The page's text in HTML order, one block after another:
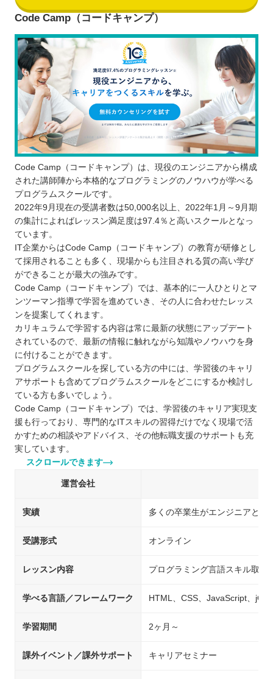
Code Camp（コードキャンプ）
Code Camp（コードキャンプ）は、現役のエンジニアから構成
された講師陣から本格的なプログラミングのノウハウが学べる
プログラムスクールです。
2022年9月現在の受講者数は50,000名以上、2022年1月～9月期
の集計によればレッスン満足度は97.4％と高いスクールとなっ
ています。
IT企業からはCode Camp（コードキャンプ）の教育が研修とし
て採用されることも多く、現場からも注目される質の高い学び
ができることが最大の強みです。
Code Camp（コードキャンプ）では、基本的に一人ひとりとマ
ンツーマン指導で学習を進めていき、その人に合わせたレッス
ンを提案してくれます。
カリキュラムで学習する内容は常に最新の状態にアップデート
されているので、最新の情報に触れながら知識やノウハウを身
に付けることができます。
プログラムスクールを探している方の中には、学習後のキャリ
アサポートも含めてプログラムスクールをどこにするか検討し
ている方も多いでしょう。
Code Camp（コードキャンプ）では、学習後のキャリア実現支
援も行っており、専門的なITスキルの習得だけでなく現場で活
かすための相談やアドバイス、その他転職支援のサポートも充
実しています。
スクロールできます
運営会社
実績 多くの卒業生がエンジニアとし
受講形式 オンライン
レッスン内容 プログラミング言語スキル取得
学べる言語／フレームワーク HTML、CSS、JavaScript、
学習期間 2ヶ月～
課外イベント／課外サポート キャリアセミナー